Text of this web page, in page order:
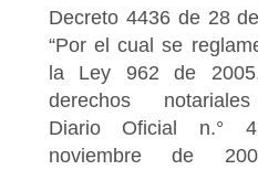
Decreto 4436 de 28
“Por el cual se
la Ley 962 de
derechos notariales
Diario Oficial n.°
noviembre de